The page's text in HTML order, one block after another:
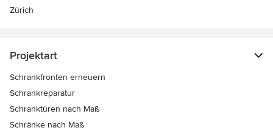
Zürich
Projektart
Schrankfronten erneuern
Schrankreparatur
Schranktüren nach Maß
Schränke nach Maß